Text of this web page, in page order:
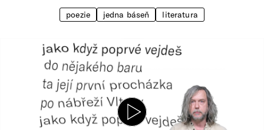
Vše o ČT
poezie jedna báseň literatura